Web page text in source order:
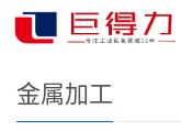
您的位置：网站首页
金属加工